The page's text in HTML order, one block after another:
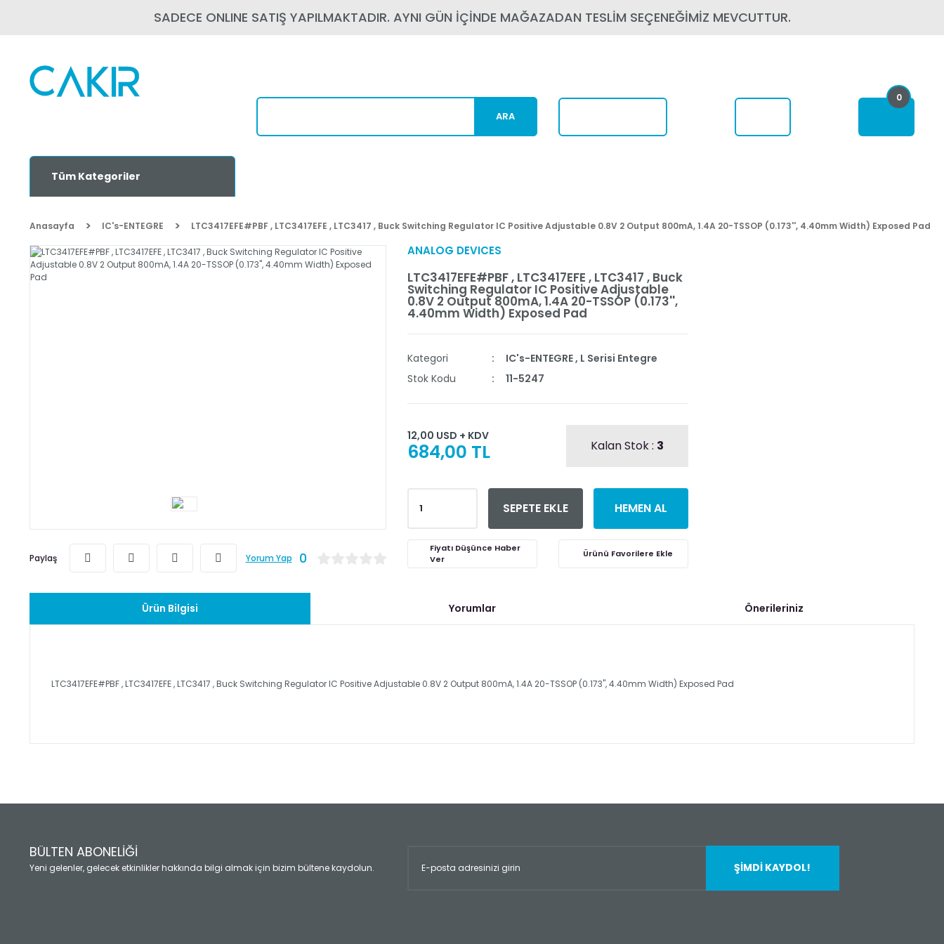
SADECE ONLINE SATIŞ YAPILMAKTADIR. AYNI GÜN İÇİNDE MAĞAZADAN TESLİM SEÇENEĞİMİZ MEVCUTTUR.
ARA
0
Tüm Kategoriler
Anasayfa IC's-ENTEGRE LTC3417EFE#PBF , LTC3417EFE , LTC3417 , Buck Switching Regulator IC Positive Adjustable 0.8V 2 Output 800mA, 1.4A 20-TSSOP (0.173'', 4.40mm Width) Exposed Pad
Paylaş Yorum Yap 0
ANALOG DEVICES
LTC3417EFE#PBF , LTC3417EFE , LTC3417 , Buck
Switching Regulator IC Positive Adjustable
0.8V 2 Output 800mA, 1.4A 20-TSSOP (0.173'',
4.40mm Width) Exposed Pad
Kategori IC's-ENTEGRE, L Serisi Entegre
Stok Kodu
11-5247
12,00 USD + KDV
684,00 TL Kalan Stok : 3
SEPETE EKLE HEMEN AL
Fiyatı Düşünce Haber
Ver
Ürün Bilgisi Yorumlar Önerileriniz
LTC3417EFE#PBF , LTC3417EFE , LTC3417 , Buck Switching Regulator IC Positive Adjustable 0.8V 2 Output 800mA, 1.4A 20-TSSOP (0.173", 4.40mm Width) Exposed Pad
Yorum Yaz
Ürün açıklamasında eksik bilgiler bulunuyor.
Ürün fiyatı diğer sitelerden daha pahalı.
Bu ürüne benzer farklı alternatifler olmalı.
BÜLTEN ABONELİĞİ
Yeni gelenler, gelecek etkinlikler hakkında bilgi almak için bizim bültene kaydolun. ŞİMDİ KAYDOL!